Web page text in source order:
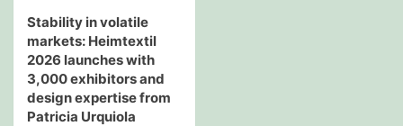
Stability in volatile
markets: Heimtextil
2026 launches with
3,000 exhibitors and
design expertise from
Patricia Urquiola